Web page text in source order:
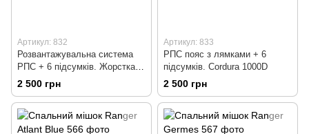
Артикул: 832
Розвантажувальна система
РПС + 6 підсумків. Жорстка
основа. Піксель.
2 500 грн
Артикул: 833
РПС пояс з лямками + 6
підсумків. Cordura 1000D
2 500 грн